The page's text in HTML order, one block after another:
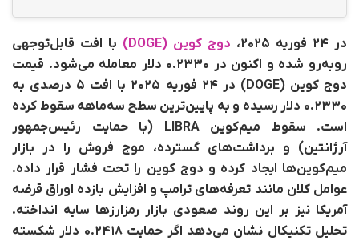
در ۲۴ فوریه ۲۰۲۵، دوج کوین (DOGE)
با افت قابل‌توجهی
روبه‌رو شده و اکنون در ۰.۲۳۳۰ دلار معامله می‌شود. قیمت
دوج کوین (DOGE) در ۲۴ فوریه ۲۰۲۵ با افت ۵ درصدی به
۰.۲۳۳۰ دلار رسیده و به پایین‌ترین سطح سه‌ماهه سقوط کرده
است. سقوط میم‌کوین LIBRA (با حمایت رئیس‌جمهور
آرژانتین) و برداشت‌های گسترده، موج فروش را در بازار
میم‌کوین‌ها ایجاد کرده و دوج کوین را تحت فشار قرار داده.
عوامل کلان مانند تعرفه‌های ترامپ و افزایش بازده اوراق قرضه
آمریکا نیز بر این روند صعودی بازار رمزارزها سایه انداخته.
تحلیل تکنیکال نشان می‌دهد اگر حمایت ۰.۲۴۱۸ دلار شکسته